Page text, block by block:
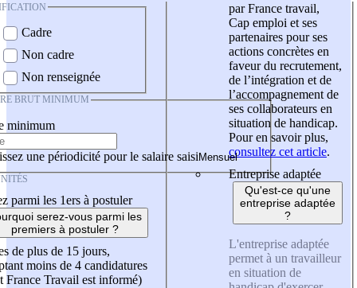
Cadre
Non cadre
Non renseignée
BRUT MINIMUM
minimum
une périodicité pour le salaire saisi
parmi les 1ers à postuler
serez-vous parmi les
premiers à postuler ?
de plus de 15 jours,
moins de 4 candidatures
France Travail est informé)
par France travail,
Cap emploi et ses
partenaires pour ses
actions concrètes en
faveur du recrutement,
de l’intégration et de
l’accompagnement de
ses collaborateurs en
situation de handicap.
Pour en savoir plus,
consultez cet article.
Entreprise adaptée
Qu'est-ce qu'une
entreprise adaptée
?
L'entreprise adaptée
permet à un travailleur
en situation de